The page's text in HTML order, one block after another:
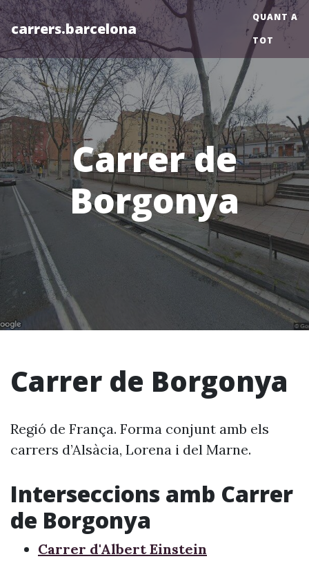
carrers.barcelona
QUANT A
TOT
Carrer de
Borgonya
Carrer de Borgonya
Regió de França. Forma conjunt amb els
carrers d’Alsàcia, Lorena i del Marne.
Interseccions amb Carrer
de Borgonya
Carrer d'Albert Einstein